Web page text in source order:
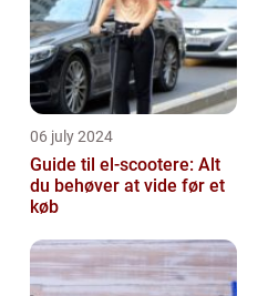
06 july 2024
Guide til el-scootere: Alt
du behøver at vide før et
køb